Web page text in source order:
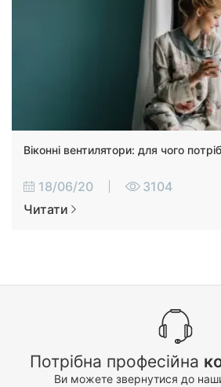
Віконні вентилятори: для чого
18/06/20
3104
Читати
Потрібна професійна
Ви можете звернутися до